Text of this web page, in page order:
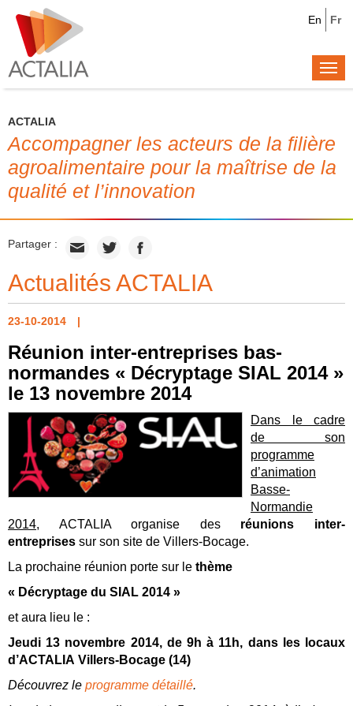
Fr
En
ACTALIA
Accompagner les acteurs de la filière
agroalimentaire pour la maîtrise de la
qualité et l’innovation
Partager :
Actualités ACTALIA
23-10-2014
Réunion inter-entreprises bas-
normandes « Décryptage SIAL 2014 »
le 13 novembre 2014
Dans le cadre
de son
programme
d’animation
Basse-
Normandie
2014, ACTALIA organise des
réunions inter-
entreprises sur son site de Villers-Bocage.
La prochaine réunion porte sur le thème
« Décryptage du SIAL 2014 »
et aura lieu le :
Jeudi 13 novembre 2014, de 9h à 11h, dans les locaux
d’ACTALIA Villers-Bocage (14)
Découvrez le programme détaillé.